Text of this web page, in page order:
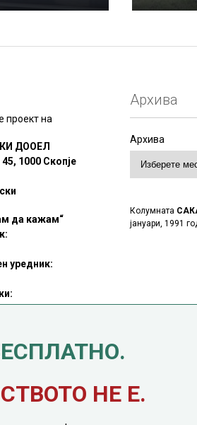
проект на
ДООЕЛ
1000 Скопје
да кажам“
уредник:
е казниво со закон.
од оваа
Архива
Архива
Колумната
јануари, 1991
НЕ Е.